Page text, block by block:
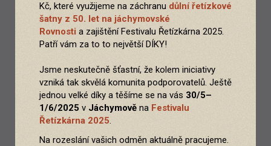
Kč, které využijeme na záchranu důlní řetízkové
šatny z 50. let na jáchymovské
Rovnosti a zajištění Festivalu Řetízkárna 2025.
Patří vám za to to největší DÍKY!
Jsme neskutečně šťastní, že kolem iniciativy
vzniká tak skvělá komunita podporovatelů. Ještě
jednou velké díky a těšíme se na vás 30/5–
1/6/2025 v Jáchymově na Festivalu
Řetízkárna 2025.
Na rozeslání vašich odměn aktuálně pracujeme.